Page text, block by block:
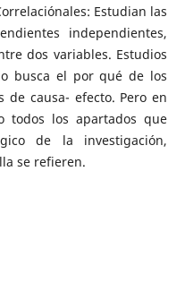
Estudian las
independientes,
dos variables. Estudios
busca el por qué de los
de causa- efecto. Pero en
todos los apartados que
de la investigación,
se refieren.